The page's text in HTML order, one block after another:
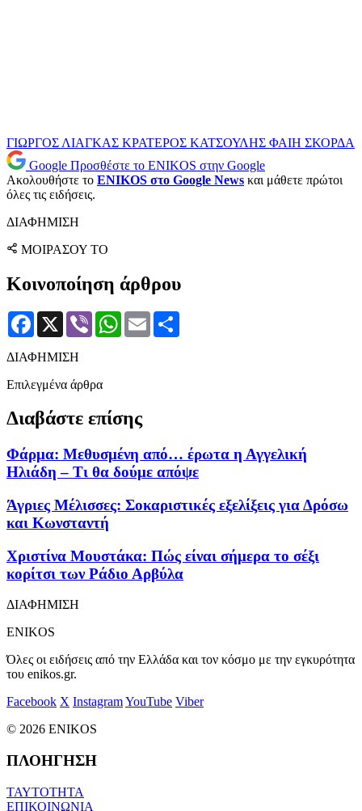
ΓΙΩΡΓΟΣ ΛΙΑΓΚΑΣ ΚΡΑΤΕΡΟΣ ΚΑΤΣΟΥΛΗΣ ΦΑΙΗ ΣΚΟΡΔΑ
Google Προσθέστε το ENIKOS στην Google
Ακολουθήστε το ENIKOS στο Google News και μάθετε πρώτοι
όλες τις ειδήσεις.
ΔΙΑΦΗΜΙΣΗ
ΜΟΙΡΑΣΟΥ ΤΟ
Κοινοποίηση άρθρου
Facebook
X Viber WhatsApp
Email
ΔΙΑΦΗΜΙΣΗ
Επιλεγμένα άρθρα
Διαβάστε επίσης
Φάρμα: Μεθυσμένη από… έρωτα η Αγγελική
Ηλιάδη – Τι θα δούμε απόψε
Άγριες Μέλισσες: Σοκαριστικές εξελίξεις για Δρόσω
και Κωνσταντή
Χριστίνα Μουστάκα: Πώς είναι σήμερα το σέξι
κορίτσι των Ράδιο Αρβύλα
ΔΙΑΦΗΜΙΣΗ
ENIKOS
Όλες οι ειδήσεις από την Ελλάδα και τον κόσμο με την εγκυρότητα
του enikos.gr.
Facebook X InstagramYouTube Viber
© 2026 ENIKOS
ΠΛΟΗΓΗΣΗ
ΤΑΥΤΟΤΗΤΑ
ΕΠΙΚΟΙΝΩΝΙΑ